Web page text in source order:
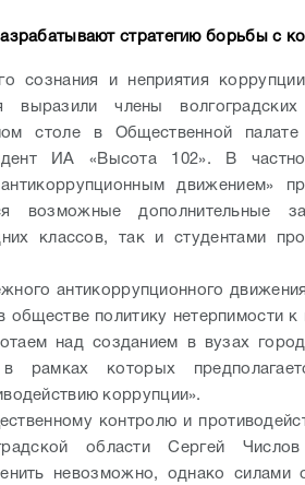
стратегию борьбы с
сознания и неприятия
выразили члены волгоградских
столе в Общественной палате
ИА «Высота 102». В
движением»
возможные дополнительные
классов, так и студентами
антикоррупционного
обществе политику нетерпимости
над созданием в вузах
рамках которых
коррупции».
контролю и
области Сергей
невозможно, однако силами